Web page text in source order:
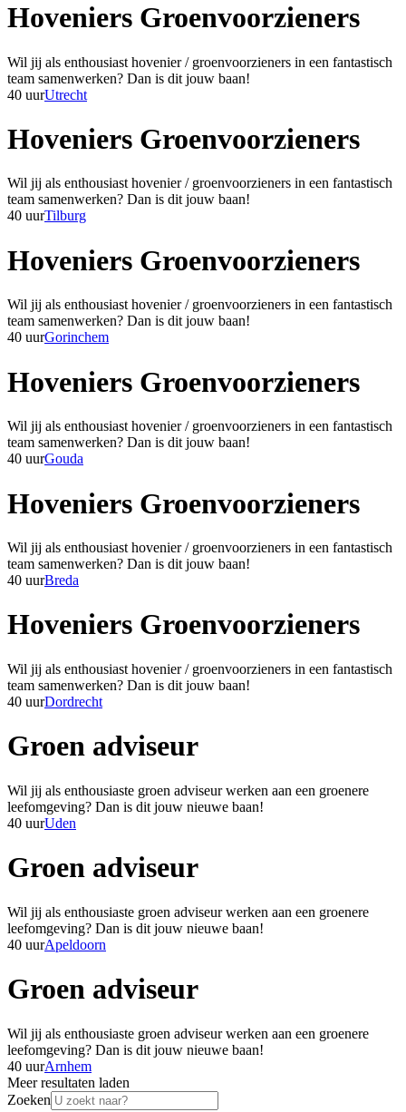
Hoveniers Groenvoorzieners
Wil jij als enthousiast hovenier / groenvoorzieners in een fantastisch
team samenwerken? Dan is dit jouw baan!
40 uurUtrecht
Hoveniers Groenvoorzieners
Wil jij als enthousiast hovenier / groenvoorzieners in een fantastisch
team samenwerken? Dan is dit jouw baan!
40 uurTilburg
Hoveniers Groenvoorzieners
Wil jij als enthousiast hovenier / groenvoorzieners in een fantastisch
team samenwerken? Dan is dit jouw baan!
40 uurGorinchem
Hoveniers Groenvoorzieners
Wil jij als enthousiast hovenier / groenvoorzieners in een fantastisch
team samenwerken? Dan is dit jouw baan!
40 uurGouda
Hoveniers Groenvoorzieners
Wil jij als enthousiast hovenier / groenvoorzieners in een fantastisch
team samenwerken? Dan is dit jouw baan!
40 uurBreda
Hoveniers Groenvoorzieners
Wil jij als enthousiast hovenier / groenvoorzieners in een fantastisch
team samenwerken? Dan is dit jouw baan!
40 uurDordrecht
Groen adviseur
Wil jij als enthousiaste groen adviseur werken aan een groenere
leefomgeving? Dan is dit jouw nieuwe baan!
40 uurUden
Groen adviseur
Wil jij als enthousiaste groen adviseur werken aan een groenere
leefomgeving? Dan is dit jouw nieuwe baan!
40 uurApeldoorn
Groen adviseur
Wil jij als enthousiaste groen adviseur werken aan een groenere
leefomgeving? Dan is dit jouw nieuwe baan!
40 uurArnhem
Meer resultaten laden
Zoeken